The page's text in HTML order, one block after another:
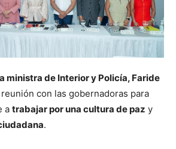
ministra de Interior y Policía, Faride
con las gobernadoras para
a trabajar por una cultura de paz y
.